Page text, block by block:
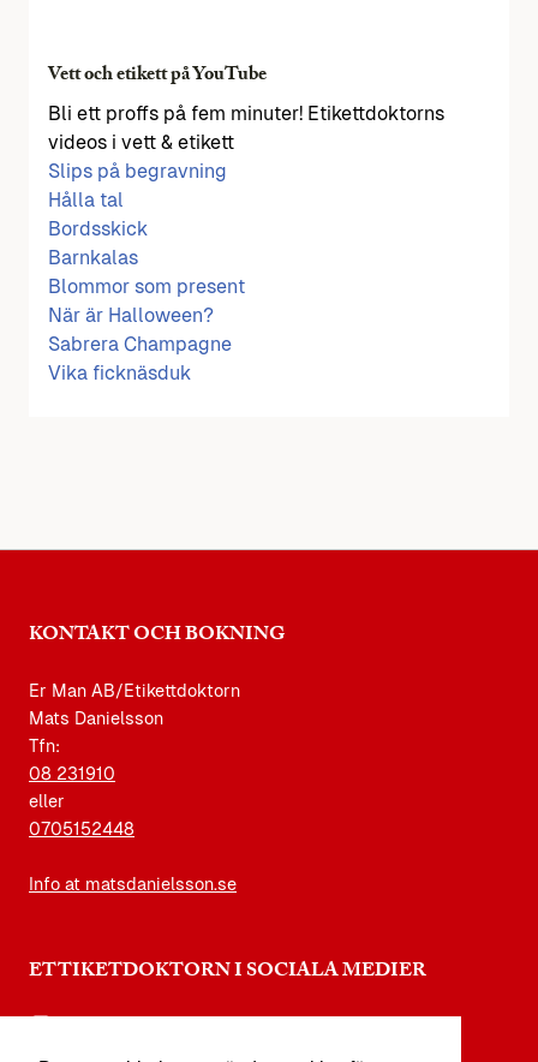
Vett och etikett på YouTube
Bli ett proffs på fem minuter! Etikettdoktorns
videos i vett & etikett
Slips på begravning
Hålla tal
Bordsskick
Barnkalas
Blommor som present
När är Halloween?
Sabrera Champagne
Vika ficknäsduk
KONTAKT OCH BOKNING
Er Man AB/Etikettdoktorn
Mats Danielsson
Tfn:
08 231910
eller
0705152448
Info at matsdanielsson.se
ETTIKETDOKTORN I SOCIALA MEDIER